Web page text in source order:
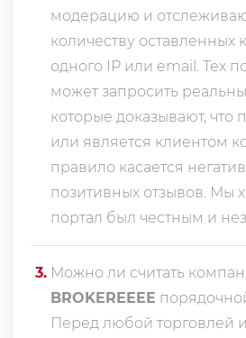
модерацию и
количеству оставленных
одного IP или email. Тех
может запросить
которые доказывают, что
или является клиентом
правило касается
позитивных отзывов. Мы
портал был честным и
3. Можно ли считать
BROKEREEEE
Перед любой торговлей